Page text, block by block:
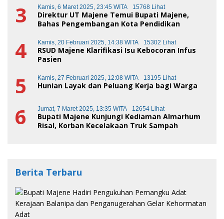
3 Kamis, 6 Maret 2025, 23:45 WITA 15768 Lihat
Direktur UT Majene Temui Bupati Majene,
Bahas Pengembangan Kota Pendidikan
4 Kamis, 20 Februari 2025, 14:38 WITA 15302 Lihat
RSUD Majene Klarifikasi Isu Kebocoran Infus
Pasien
5 Kamis, 27 Februari 2025, 12:08 WITA 13195 Lihat
Hunian Layak dan Peluang Kerja bagi Warga
6 Jumat, 7 Maret 2025, 13:35 WITA 12654 Lihat
Bupati Majene Kunjungi Kediaman Almarhum
Risal, Korban Kecelakaan Truk Sampah
Berita Terbaru